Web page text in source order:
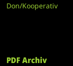
Don/Kooperativ
PDF Archiv